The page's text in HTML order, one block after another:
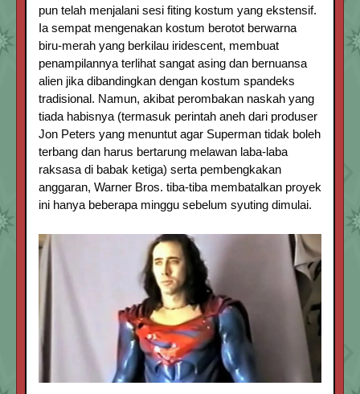
pun telah menjalani sesi fiting kostum yang ekstensif.
Ia sempat mengenakan kostum berotot berwarna
biru-merah yang berkilau iridescent, membuat
penampilannya terlihat sangat asing dan bernuansa
alien jika dibandingkan dengan kostum spandeks
tradisional. Namun, akibat perombakan naskah yang
tiada habisnya (termasuk perintah aneh dari produser
Jon Peters yang menuntut agar Superman tidak boleh
terbang dan harus bertarung melawan laba-laba
raksasa di babak ketiga) serta pembengkakan
anggaran, Warner Bros. tiba-tiba membatalkan proyek
ini hanya beberapa minggu sebelum syuting dimulai.